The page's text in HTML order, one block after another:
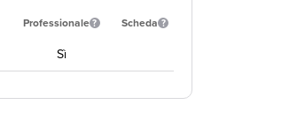
Professionale Scheda
Sì